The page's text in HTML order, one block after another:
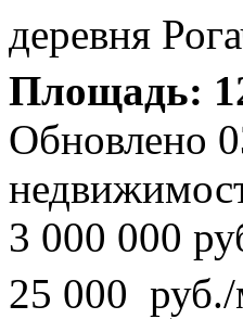
деревня
Площадь:
Обновлено
3 000 000
25 000